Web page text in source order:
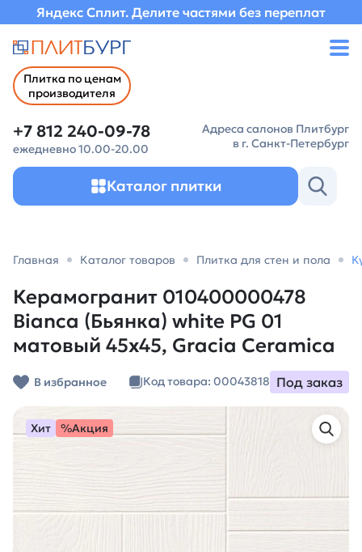
Яндекс Сплит. Делите частями без переплат
Плитка по ценам
производителя
+7 812 240-09-78
ежедневно 10.00-20.00
Адреса салонов Плитбург
в г. Санкт-Петербург
Каталог плитки
Главная Каталог товаров Плитка для стен и пола
Керамогранит 010400000478
Bianca (Бьянка) white PG 01
матовый 45х45, Gracia Ceramica
В избранное Код товара: 00043818 Под заказ
Хит %Акция